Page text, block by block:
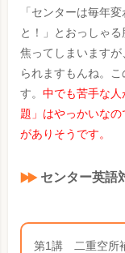
「センターは毎年
と！」とおっしゃ
焦ってしまいます
られますもんね。
す。 中でも苦手な
題」はやっかいな
がありそうです。
センター英語
第1講 二重空所